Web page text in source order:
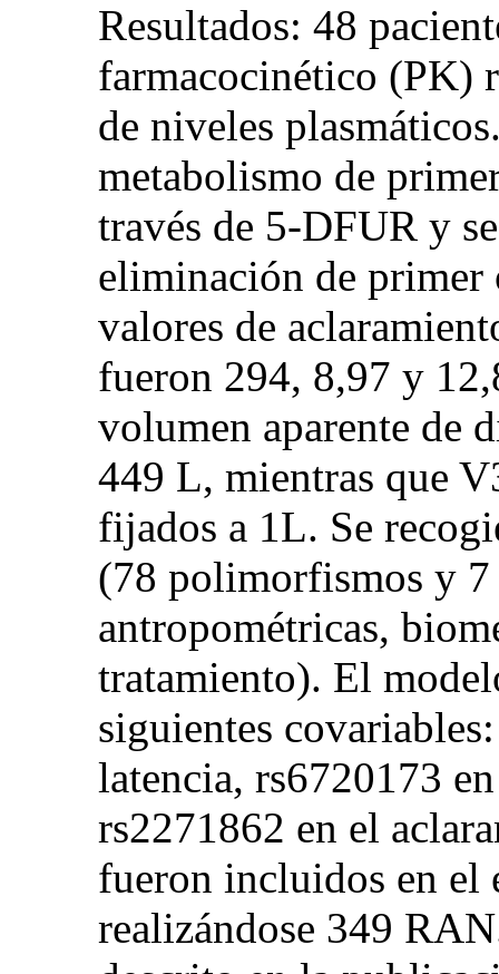
Resultados: 48
farmacocinético (PK)
de niveles
metabolismo de
través de 5-DFUR y
eliminación de
valores de
fueron 294, 8,97 y
volumen aparente de
449 L, mientras que
fijados a 1L. Se
(78 polimorfismos y 7
antropométricas,
tratamiento). El
siguientes
latencia, rs6720173
rs2271862 en el
fueron incluidos en el
realizándose 349